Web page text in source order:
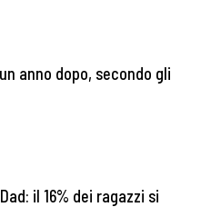
anno dopo, secondo gli
il 16% dei ragazzi si